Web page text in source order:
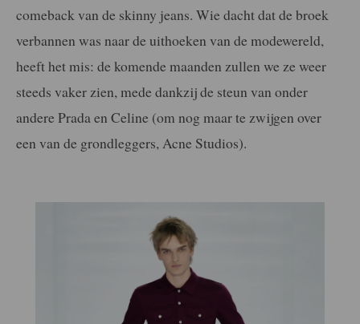
comeback van de skinny jeans. Wie dacht dat de broek
verbannen was naar de uithoeken van de modewereld,
heeft het mis: de komende maanden zullen we ze weer
steeds vaker zien, mede dankzij de steun van onder
andere Prada en Celine (om nog maar te zwijgen over
een van de grondleggers, Acne Studios).